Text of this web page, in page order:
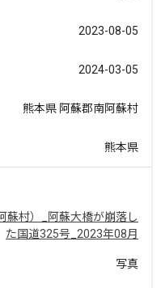
2023-08-05
2024-03-05
熊本県 阿蘇郡南阿蘇村
熊本県
蘇村）_阿蘇大橋が崩落し
た国道325号_2023年08月
写真